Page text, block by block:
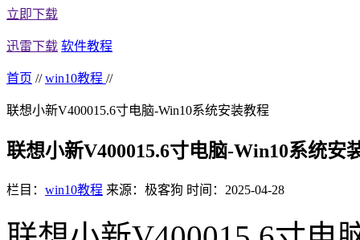
立即下载
迅雷下载 软件教程
首页 // win10教程 //
联想小新V400015.6寸电脑-Win10系统安装教程
联想小新V400015.6寸电脑-Win10系统安
栏目： win10教程 来源：极客狗 时间：2025-04-28